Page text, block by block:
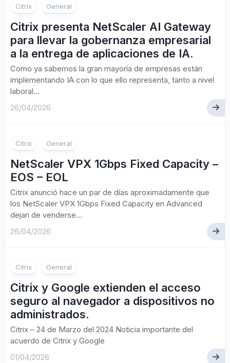
Citrix General
Citrix presenta NetScaler AI Gateway
para llevar la gobernanza empresarial
a la entrega de aplicaciones de IA.
Como ya sabemos la gran mayoría de empresas están
implementando IA con lo que ello representa, tanto a nivel
laboral...
26/04/2026
Citrix General
NetScaler VPX 1Gbps Fixed Capacity –
EOS – EOL
Citrix anunció hace un par de días aproximadamente que
los NetScaler VPX 1Gbps Fixed Capacity en Advanced
dejan de venderse...
26/04/2026
Citrix General
Citrix y Google extienden el acceso
seguro al navegador a dispositivos no
administrados.
Citrix – 24 de Marzo del 2024 Noticia importante del
acuerdo de Citrix y Google
01/04/2026